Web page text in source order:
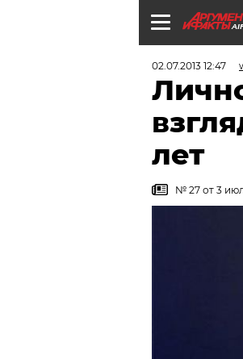
02.07.2013 12:47
лет
№ 27 от 3